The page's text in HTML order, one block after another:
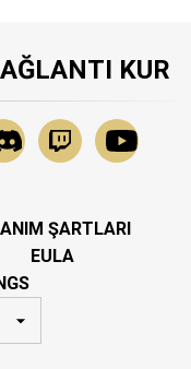
KUR
ŞARTLARI
EULA